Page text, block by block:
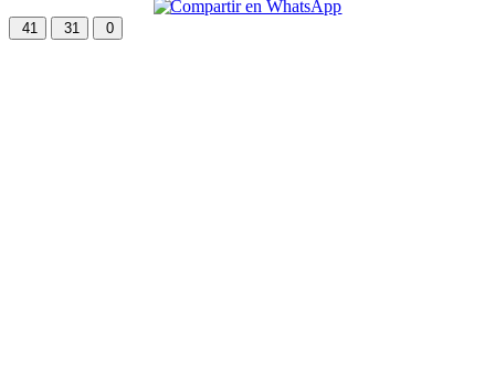
41 31 0